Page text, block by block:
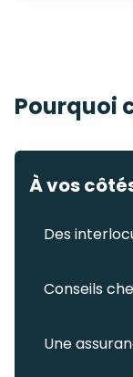
Pourquoi
À vos
Des
Conseils
Une